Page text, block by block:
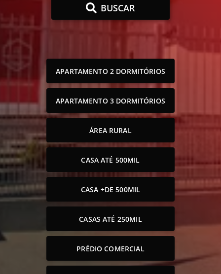
BUSCAR
APARTAMENTO 2 DORMITÓRIOS
APARTAMENTO 3 DORMITÓRIOS
ÁREA RURAL
CASA ATÉ 500MIL
CASA +DE 500MIL
CASAS ATÉ 250MIL
PRÉDIO COMERCIAL